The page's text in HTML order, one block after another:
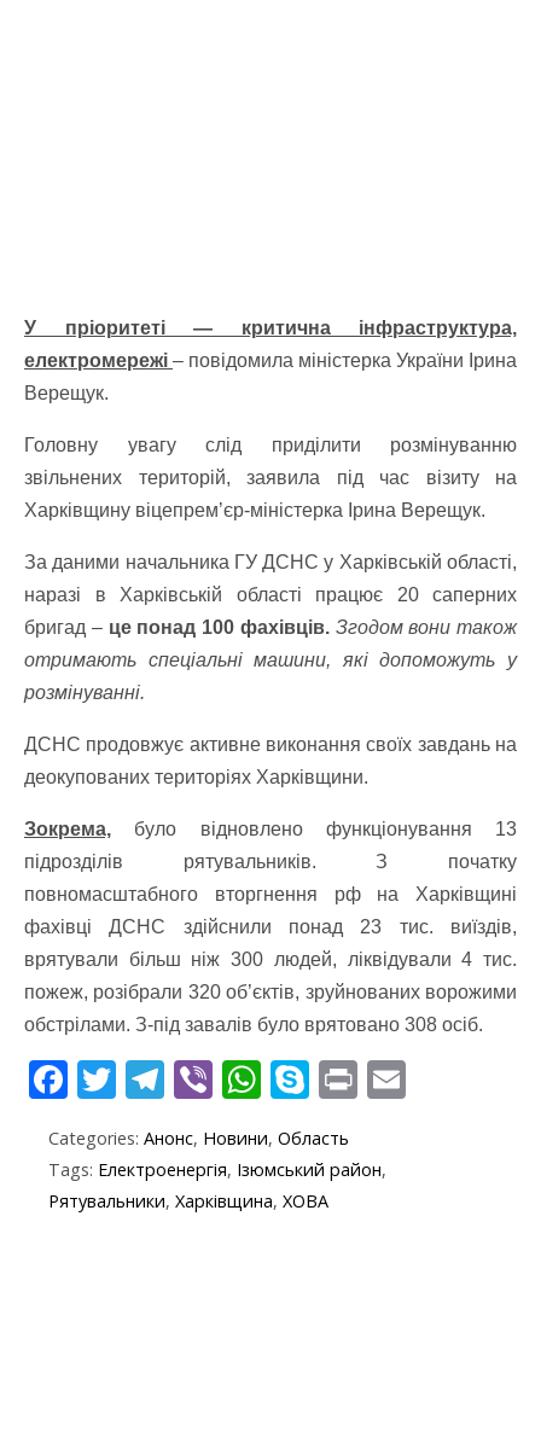
У пріоритеті — критична інфраструктура,
електромережі – повідомила міністерка України Ірина
Верещук.
Головну увагу слід приділити розмінуванню
звільнених територій, заявила під час візиту на
Харківщину віцепрем’єр-міністерка Ірина Верещук.
За даними начальника ГУ ДСНС у Харківській області,
наразі в Харківській області працює 20 саперних
бригад – це понад 100 фахівців. Згодом вони також
отримають спеціальні машини, які допоможуть у
розмінуванні.
ДСНС продовжує активне виконання своїх завдань на
деокупованих територіях Харківщини.
Зокрема, було відновлено функціонування 13
підрозділів рятувальників. З початку
повномасштабного вторгнення рф на Харківщині
фахівці ДСНС здійснили понад 23 тис. виїздів,
врятували більш ніж 300 людей, ліквідували 4 тис.
пожеж, розібрали 320 об’єктів, зруйнованих ворожими
обстрілами. З-під завалів було врятовано 308 осіб.
F
e
b
T
itt
er
T
e
gr
Vi
er
W
at
s
S
y
p
Pr
t
Categories: Анонс, Новини, Область
Tags: Електроенергія, Ізюмський район,
Рятувальники, Харківщина, ХОВА